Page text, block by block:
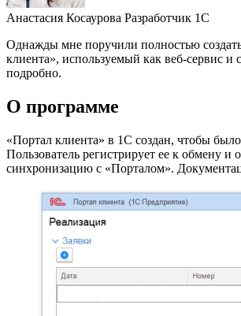
Анастасия Косаурова Разработчик 1С
Однажды мне поручили полностью
клиента», используемый как веб-сервис
подробно.
О программе
«Портал клиента» в 1С создан, чтобы
Пользователь регистрирует ее к обмену
синхронизацию с «Порталом».